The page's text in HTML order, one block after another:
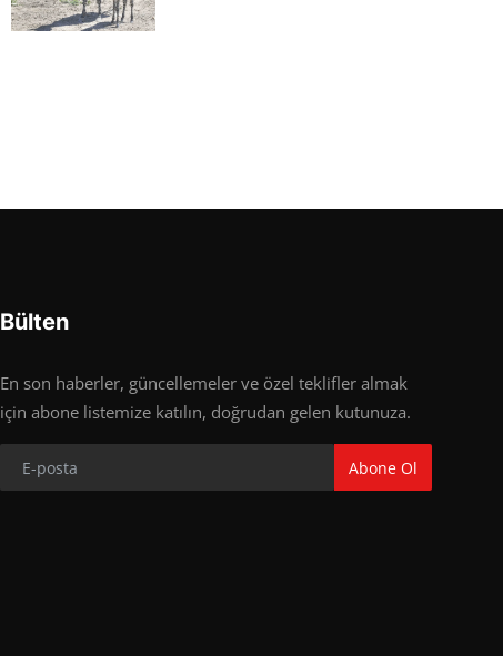
Bülten
En son haberler, güncellemeler ve özel teklifler almak
için abone listemize katılın, doğrudan gelen kutunuza.
Abone Ol